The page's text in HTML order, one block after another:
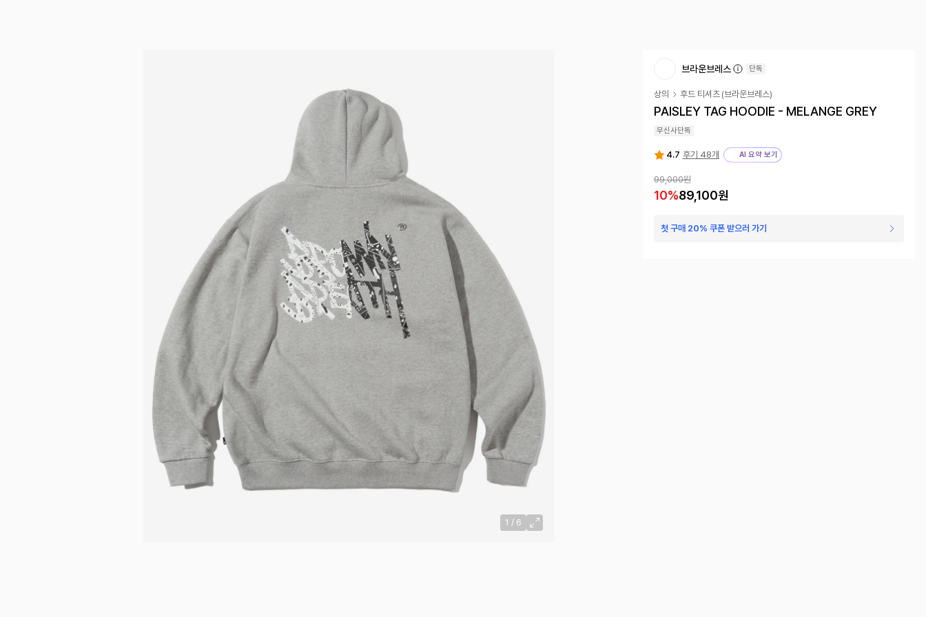
1 / 6
브라운브레스 단독
상의 후드 티셔츠 (브라운브레스)
PAISLEY TAG HOODIE - MELANGE GREY
무신사단독
4.7 후기 48개 AI 요약 보기
99,000원
10%89,100원
첫 구매 20% 쿠폰 받으러 가기